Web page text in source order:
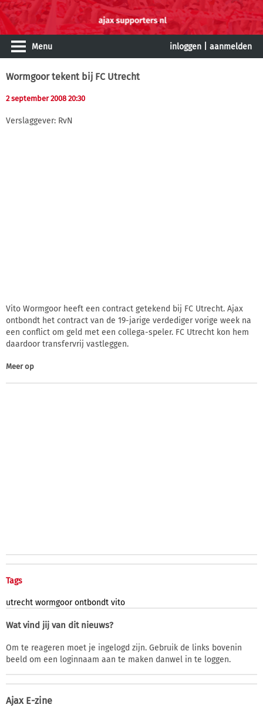
Menu inloggen aanmelden
Wormgoor tekent bij FC Utrecht
2 september 2008 20:30
Verslaggever: RvN
Vito Wormgoor heeft een contract getekend bij FC Utrecht. Ajax
ontbondt het contract van de 19-jarige verdediger vorige week na
een conflict om geld met een collega-speler. FC Utrecht kon hem
daardoor transfervrij vastleggen.
Meer op
Tags
utrecht wormgoor ontbondt vito
Wat vind jij van dit nieuws?
Om te reageren moet je ingelogd zijn. Gebruik de links bovenin
beeld om een loginnaam aan te maken danwel in te loggen.
Ajax E-zine